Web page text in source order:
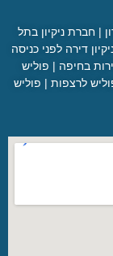
חברת ניקיון בתל
דירה לפני כניסה
בחיפה|פוליש
לרצפות|פוליש